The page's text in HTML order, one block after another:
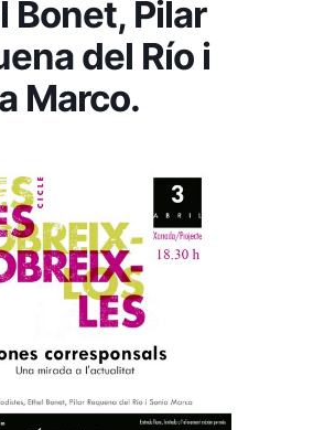
Bonet, Pilar
del Río i
Marco.